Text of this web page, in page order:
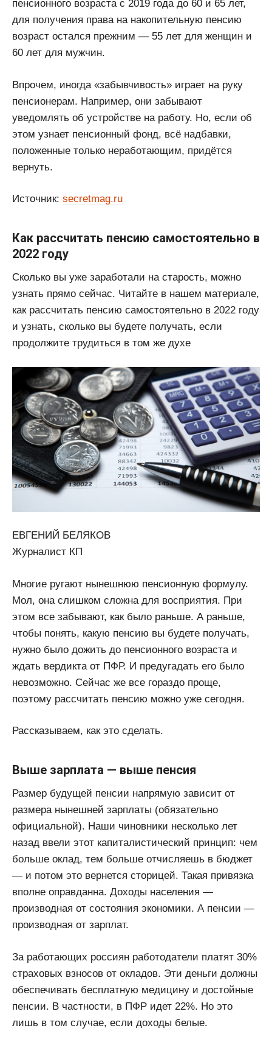
пенсионного возраста с 2019 года до 60 и 65 лет,
для получения права на накопительную пенсию
возраст остался прежним — 55 лет для женщин и
60 лет для мужчин.
Впрочем, иногда «забывчивость» играет на руку
пенсионерам. Например, они забывают
уведомлять об устройстве на работу. Но, если об
этом узнает пенсионный фонд, всё надбавки,
положенные только неработающим, придётся
вернуть.
Источник: secretmag.ru
Как рассчитать пенсию самостоятельно в
2022 году
Сколько вы уже заработали на старость, можно
узнать прямо сейчас. Читайте в нашем материале,
как рассчитать пенсию самостоятельно в 2022 году
и узнать, сколько вы будете получать, если
продолжите трудиться в том же духе
ЕВГЕНИЙ БЕЛЯКОВ
Журналист КП
Многие ругают нынешнюю пенсионную формулу.
Мол, она слишком сложна для восприятия. При
этом все забывают, как было раньше. А раньше,
чтобы понять, какую пенсию вы будете получать,
нужно было дожить до пенсионного возраста и
ждать вердикта от ПФР. И предугадать его было
невозможно. Сейчас же все гораздо проще,
поэтому рассчитать пенсию можно уже сегодня.
Рассказываем, как это сделать.
Выше зарплата — выше пенсия
Размер будущей пенсии напрямую зависит от
размера нынешней зарплаты (обязательно
официальной). Наши чиновники несколько лет
назад ввели этот капиталистический принцип: чем
больше оклад, тем больше отчисляешь в бюджет
— и потом это вернется сторицей. Такая привязка
вполне оправданна. Доходы населения —
производная от состояния экономики. А пенсии —
производная от зарплат.
За работающих россиян работодатели платят 30%
страховых взносов от окладов. Эти деньги должны
обеспечивать бесплатную медицину и достойные
пенсии. В частности, в ПФР идет 22%. Но это
лишь в том случае, если доходы белые.